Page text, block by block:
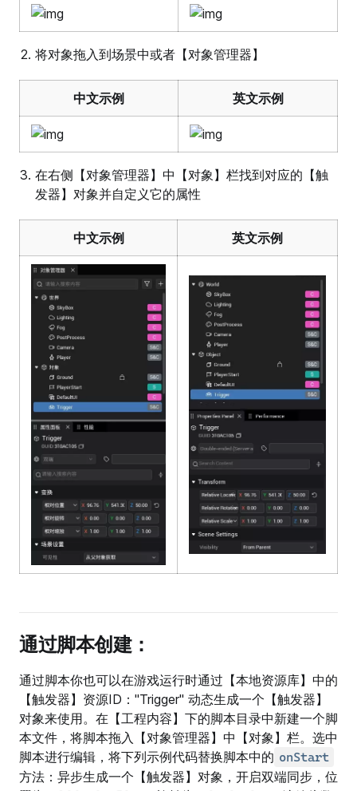
将对象拖入到场景中或者【对象管理器】
中文示例 英文示例
在右侧【对象管理器】中【对象】栏找到对应的【触
发器】对象并自定义它的属性
中文示例 英文示例
通过脚本创建：
通过脚本你也可以在游戏运行时通过【本地资源库】中的
【触发器】资源ID："Trigger" 动态生成一个【触发器】
对象来使用。在【工程内容】下的脚本目录中新建一个脚
本文件，将脚本拖入【对象管理器】中【对象】栏。选中
脚本进行编辑，将下列示例代码替换脚本中的 onStart
方法：异步生成一个【触发器】对象，开启双端同步，位